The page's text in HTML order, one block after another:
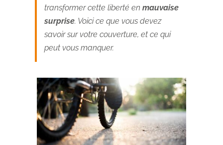
transformer cette liberté en mauvaise
surprise. Voici ce que vous devez
savoir sur votre couverture, et ce qui
peut vous manquer.